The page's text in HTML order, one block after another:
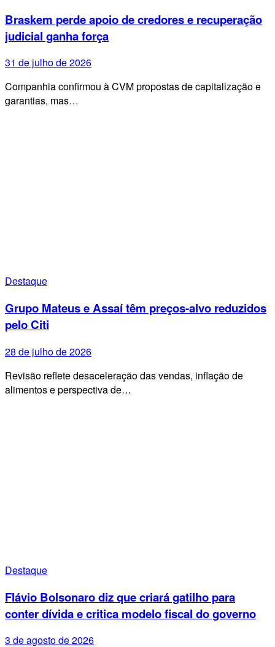
Braskem perde apoio de credores e recuperação
judicial ganha força
31 de julho de 2026
Companhia confirmou à CVM propostas de capitalização e
garantias, mas…
Destaque
Grupo Mateus e Assaí têm preços-alvo reduzidos
pelo Citi
28 de julho de 2026
Revisão reflete desaceleração das vendas, inflação de
alimentos e perspectiva de…
Destaque
Flávio Bolsonaro diz que criará gatilho para
conter dívida e critica modelo fiscal do governo
3 de agosto de 2026